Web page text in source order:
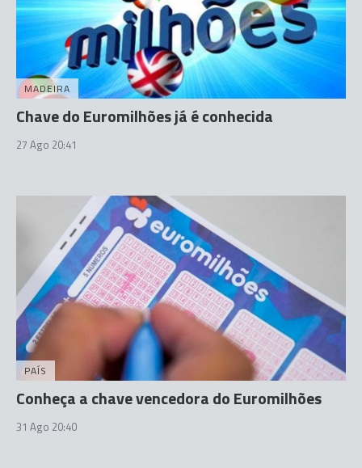
MADEIRA
Chave do Euromilhões já é conhecida
27 Ago 20:41
PAÍS
Conheça a chave vencedora do Euromilhões
31 Ago 20:40